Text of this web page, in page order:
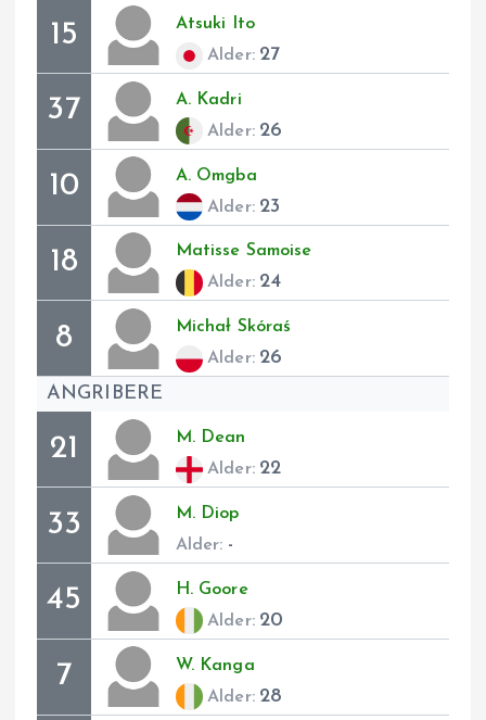
15 Atsuki
Ito
Alder: 27
37 A. Kadri
Alder: 26
10 A. Omgba
Alder: 23
18 Matisse Samoise
Alder: 24
8 Michał Skóraś
Alder: 26
ANGRIBERE
21 M. Dean
Alder: 22
33 M. Diop
Alder: -
45 H. Goore
Alder: 20
7 W. Kanga
Alder: 28